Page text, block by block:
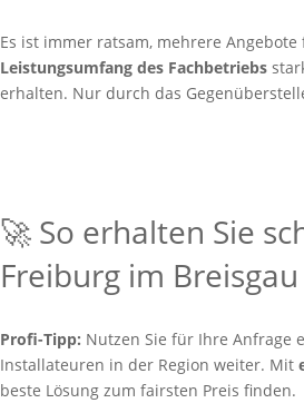
Es ist immer ratsam, mehrere
Leistungsumfang des Fachbetriebs
erhalten. Nur durch das
🚀 So erhalten Sie
Freiburg im Breisgau
Profi-Tipp: Nutzen Sie für Ihre Anfrage
Installateuren in der Region weiter. Mit
beste Lösung zum fairsten Preis finden.